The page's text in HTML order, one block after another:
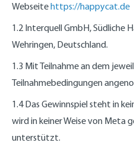
Webseitehttps://happycat.de
1.2 Interquell GmbH, Südliche
Wehringen, Deutschland.
1.3 Mit Teilnahme an dem
Teilnahmebedingungen
1.4 Das Gewinnspiel steht in
wird in keiner Weise von Meta
unterstützt.